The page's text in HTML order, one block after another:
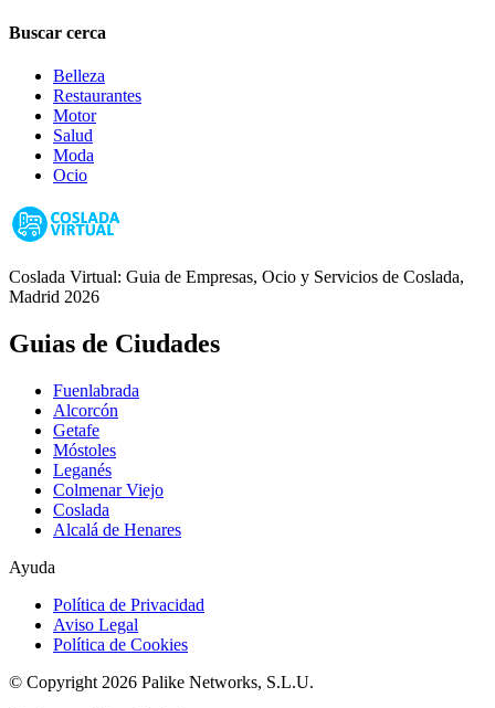
Buscar cerca
Belleza
Restaurantes
Motor
Salud
Moda
Ocio
Coslada Virtual: Guia de Empresas, Ocio y Servicios de Coslada,
Madrid 2026
Guias de Ciudades
Fuenlabrada
Alcorcón
Getafe
Móstoles
Leganés
Colmenar Viejo
Coslada
Alcalá de Henares
Ayuda
Política de Privacidad
Aviso Legal
Política de Cookies
© Copyright 2026 Palike Networks, S.L.U.